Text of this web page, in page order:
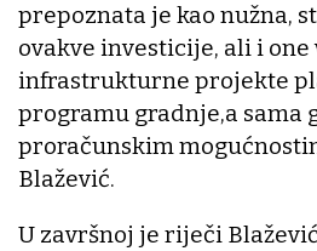
prepoznata je kao nužna,
ovakve investicije, ali i one
infrastrukturne projekte
programu gradnje,a sama
proračunskim
Blažević.
U završnoj je riječi